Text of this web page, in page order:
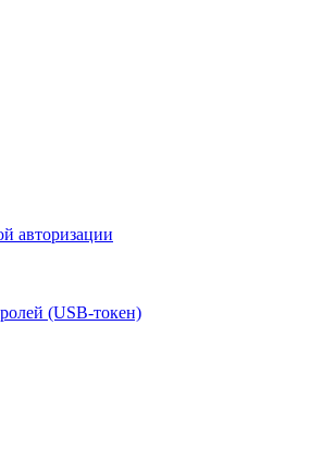
авторизации
(USB-токен)